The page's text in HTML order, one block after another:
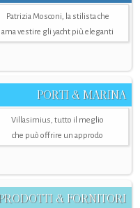
Patrizia Mosconi, la stilista che
ama vestire gli yacht più eleganti
PORTI & MARINA
Villasimius, tutto il meglio
che può offrire un approdo
& FORNITORI